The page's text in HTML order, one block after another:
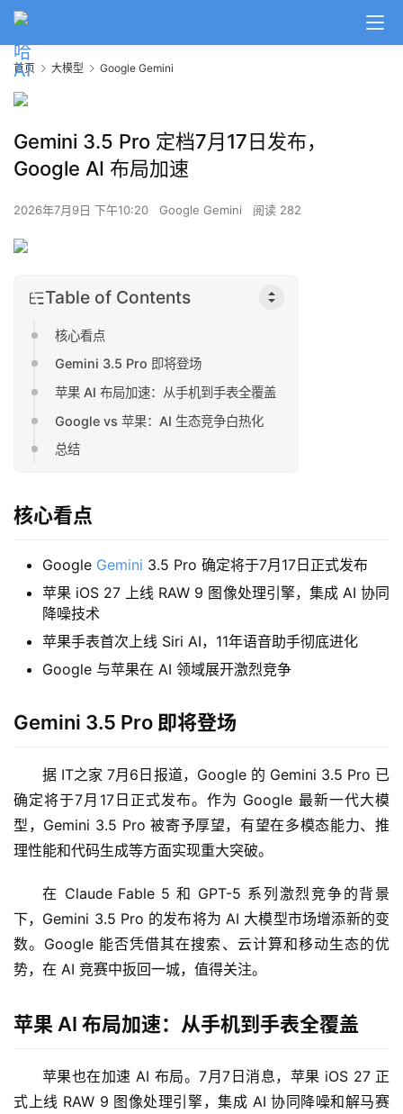
首页 大模型 Google Gemini
Gemini 3.5 Pro 定档7月17日发布，
Google AI 布局加速
2026年7月9日 下午10:20 Google Gemini 阅读 282
Table of Contents
核心看点
Gemini 3.5 Pro 即将登场
苹果 AI 布局加速：从手机到手表全覆盖
Google vs 苹果：AI 生态竞争白热化
总结
核心看点
Google Gemini 3.5 Pro 确定将于7月17日正式发布
苹果 iOS 27 上线 RAW 9 图像处理引擎，集成 AI 协同
降噪技术
苹果手表首次上线 Siri AI，11年语音助手彻底进化
Google 与苹果在 AI 领域展开激烈竞争
Gemini 3.5 Pro 即将登场
据 IT之家 7月6日报道，Google 的 Gemini 3.5 Pro 已
确定将于7月17日正式发布。作为 Google 最新一代大模
型，Gemini 3.5 Pro 被寄予厚望，有望在多模态能力、推
理性能和代码生成等方面实现重大突破。
在 Claude Fable 5 和 GPT-5 系列激烈竞争的背景
下，Gemini 3.5 Pro 的发布将为 AI 大模型市场增添新的变
数。Google 能否凭借其在搜索、云计算和移动生态的优
势，在 AI 竞赛中扳回一城，值得关注。
苹果 AI 布局加速：从手机到手表全覆盖
苹果也在加速 AI 布局。7月7日消息，苹果 iOS 27 正
式上线 RAW 9 图像处理引擎，集成 AI 协同降噪和解马赛